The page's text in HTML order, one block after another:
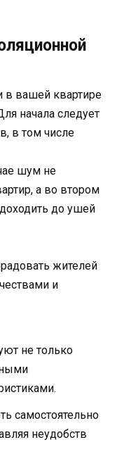
в вашей квартире
начала следует
в том числе
шум не
а во втором
до ушей
жителей
и
не только
самостоятельно
неудобств